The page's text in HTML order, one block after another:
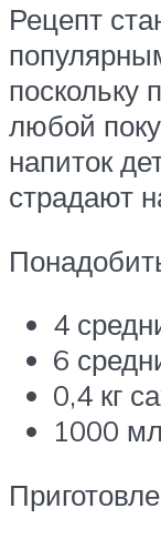
Рецепт
поскольку
любой
напиток
страдают
4
6
0,4 кг
1000